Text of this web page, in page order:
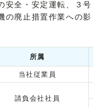
全・安定運転、３号
の廃止措置作業への影
所属
当社従業員
請負会社社員